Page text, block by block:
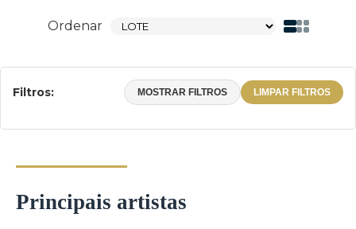
Ordenar
Filtros: MOSTRAR FILTROS LIMPAR FILTROS
Principais artistas